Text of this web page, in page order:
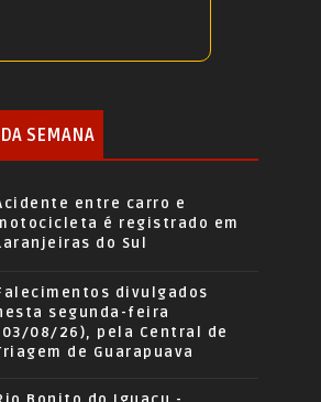
SEMANA
entre carro e
é registrado em
do Sul
divulgados
segunda-feira
08/26), pela Central de
de Guarapuava